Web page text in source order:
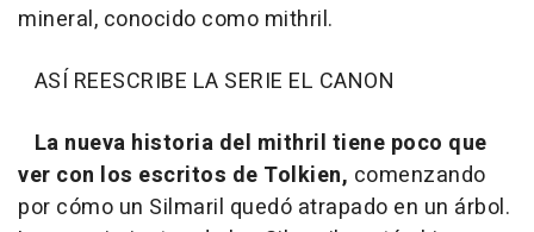
mineral, conocido como mithril.
ASÍ REESCRIBE LA SERIE EL CANON
La nueva historia del mithril tiene poco que
ver con los escritos de Tolkien, comenzando
por cómo un Silmaril quedó atrapado en un árbol.